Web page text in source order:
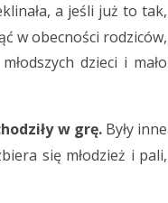
a jeśli już to tak,
w obecności rodziców,
dzieci i mało
w grę.Były inne
się młodzież i pali,